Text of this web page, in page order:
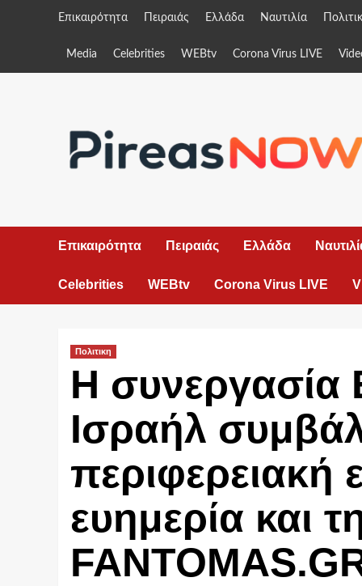
Επικαιρότητα Πειραιάς Ελλάδα Ναυτιλία
Media Celebrities WEBtv Corona Virus LIVE
Επικαιρότητα Πειραιάς Ελλάδα
Celebrities WEBtv Corona Virus LIVE
Πολιτικη
Η
Ισραήλ
περιφερειακή
ευημερία και